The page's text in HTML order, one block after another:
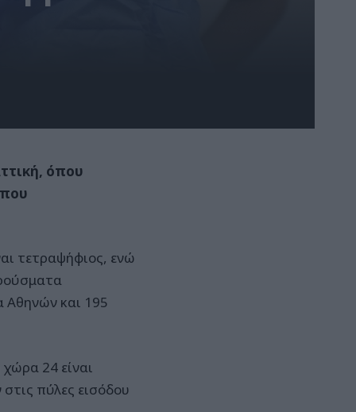
όπου
τετραψήφιος, ενώ
Αθηνών και 195
24 είναι
πύλες εισόδου